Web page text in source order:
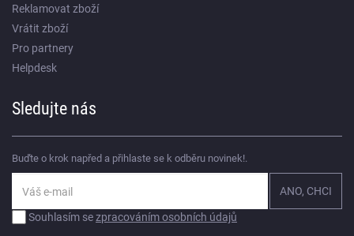
Reklamovat zboží
Vrátit zboží
Pro partnery
Helpdesk
Sledujte nás
Buďte o krok napřed a přihlaste se k odběru novinek!.
Souhlasím sezpracováním osobních údajů